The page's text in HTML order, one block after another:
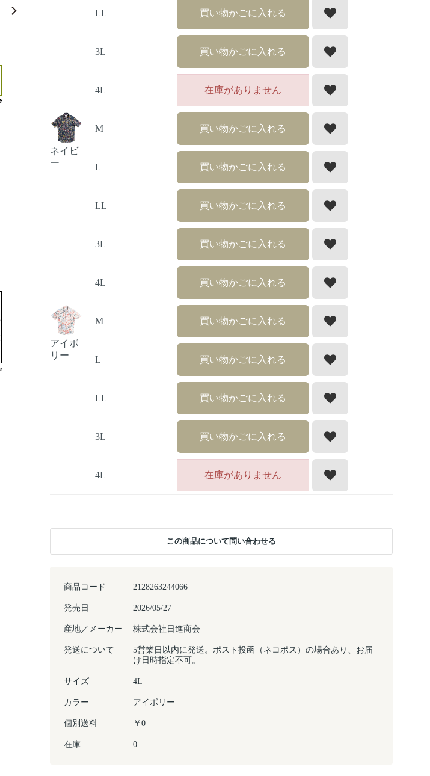
商品コード 2128263244066
発売日 2026/05/27
産地／メーカー 株式会社日進商会
発送について
5営業日以内に発送。ポスト投函（ネコポス）の場合あり、お届
け日時指定不可。
サイズ 4L
カラー アイボリー
個別送料 ￥0
在庫 0
LL 買い物かごに入れる
3L 買い物かごに入れる
4L 在庫がありません
ネイビ
ー
M 買い物かごに入れる
L 買い物かごに入れる
LL 買い物かごに入れる
3L 買い物かごに入れる
4L 買い物かごに入れる
アイボ
リー
M 買い物かごに入れる
L 買い物かごに入れる
LL 買い物かごに入れる
3L 買い物かごに入れる
4L 在庫がありません
この商品について問い合わせる